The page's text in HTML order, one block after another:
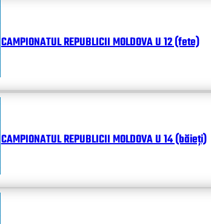
CAMPIONATUL REPUBLICII MOLDOVA U 12 (fete)
CAMPIONATUL REPUBLICII MOLDOVA U 14 (băieți)